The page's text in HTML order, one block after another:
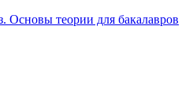
Основы теории для бакалавров